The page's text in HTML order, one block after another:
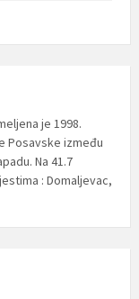
je 1998.
Posavske između
Na 41.7
: Domaljevac,